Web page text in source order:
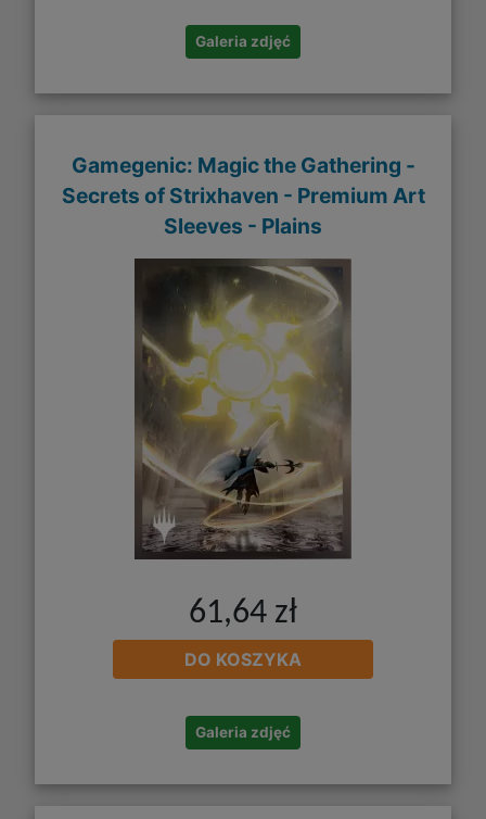
Galeria zdjęć
Gamegenic: Magic the Gathering -
Secrets of Strixhaven - Premium Art
Sleeves - Plains
61,64 zł
DO KOSZYKA
Galeria zdjęć